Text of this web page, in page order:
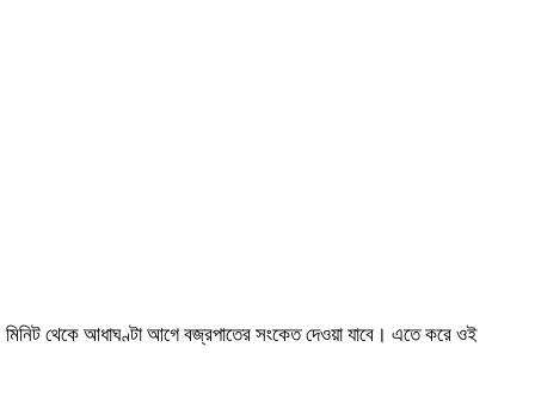
থেকে আধাঘণ্টা আগে বজ্রপাতের সংকেত দেওয়া যাবে। এতে করে ওই